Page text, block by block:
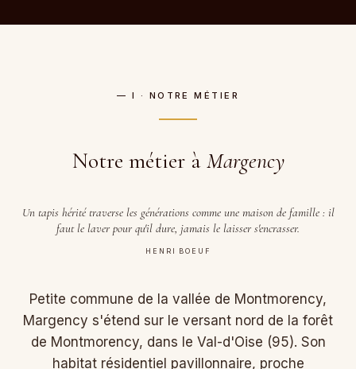
— I · NOTRE MÉTIER
Notre métier à Margency
Un tapis hérité traverse les générations comme une maison de famille : il
faut le laver pour qu'il dure, jamais le laisser s'encrasser.
HENRI BOEUF
Petite commune de la vallée de Montmorency,
Margency s'étend sur le versant nord de la forêt
de Montmorency, dans le Val-d'Oise (95). Son
habitat résidentiel pavillonnaire, proche